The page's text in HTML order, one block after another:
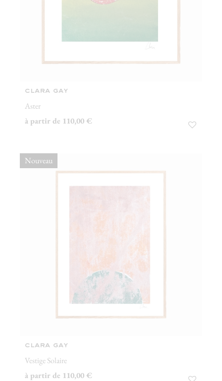
clara gay
Aster
à partir de 110,00 €
Nouveau
clara gay
Vestige Solaire
à partir de 110,00 €